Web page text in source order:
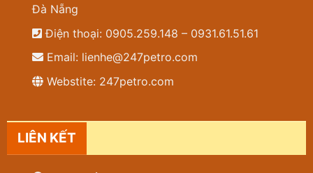
Đà Nẵng
Điện thoại: 0905.259.148 – 0931.61.51.61
Email: lienhe@247petro.com
Webstite: 247petro.com
LIÊN KẾT